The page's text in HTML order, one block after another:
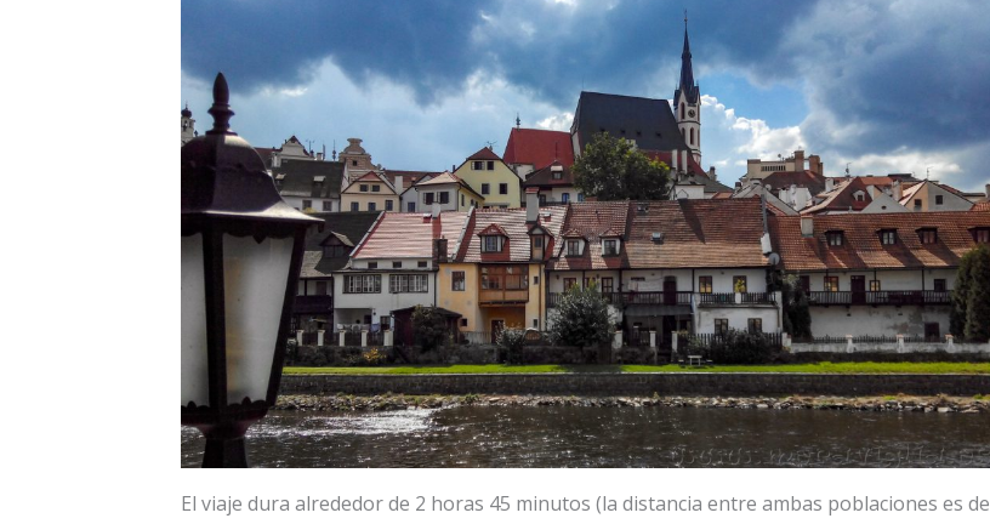
El viaje dura alrededor de 2 horas 45 minutos (la distancia entre ambas poblaciones es de